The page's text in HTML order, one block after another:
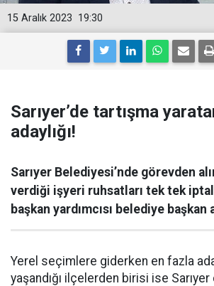
19:30
15 Aralık 2023
Sarıyer’de tartışma
adaylığı!
Sarıyer Belediyesi’nde görevden
verdiği işyeri ruhsatları tek tek
başkan yardımcısı belediye başkan
Yerel seçimlere giderken en fazla
yaşandığı ilçelerden birisi ise Sarıyer